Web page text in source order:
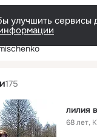
улучшить сервисы
mischenko
175
лилия
68 лет,